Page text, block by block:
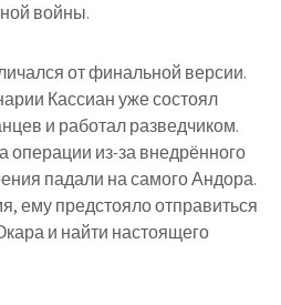
войны.
от финальной версии.
Кассиан уже состоял
и работал разведчиком.
операции из-за внедрённого
падали на самого Андора.
ему предстояло отправиться
и найти настоящего